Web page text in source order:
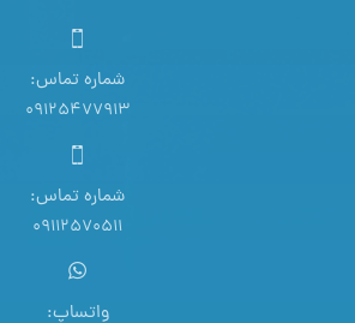
شماره تماس:
09125477913
شماره تماس:
09112570511
واتساپ: